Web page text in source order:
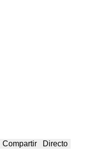
Compartir Directo